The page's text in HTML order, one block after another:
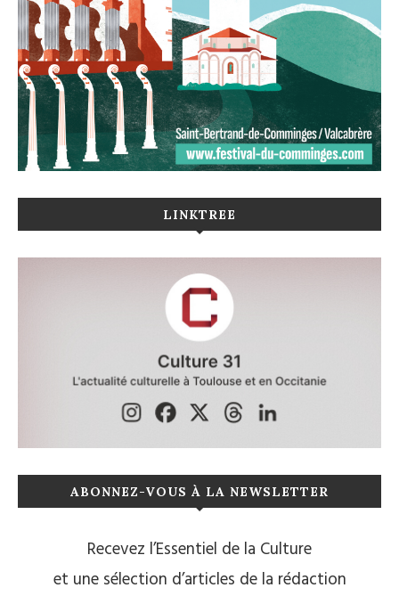
LINKTREE
ABONNEZ-VOUS À LA NEWSLETTER
Recevez l’Essentiel de la Culture
et une sélection d’articles de la rédaction